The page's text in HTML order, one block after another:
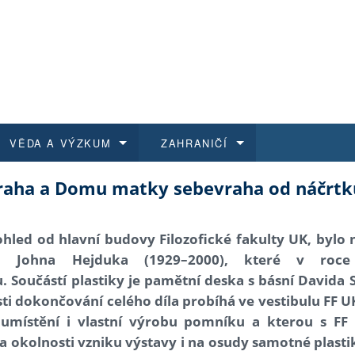
historie
dokumenty
benefity pro zaměstnance
FF UK
Pro
E-
a jak se přihlásit
programy
k průběhu přijímacího řízení
a magisterské studium
VĚDA A VÝZKUM
na FF UK
kvalifikace
ZAHRANIČÍ
a výběrová řízení
studenti
a Domu matky sebevraha od
od hlavní budovy Filozofické fakulty UK, bylo
Johna Hejduka (1929–2000), které v
Součástí plastiky je pamětní deska s básní Davida
dokončování celého díla probíhá ve vestibulu FF
i vlastní výrobu pomníku a kterou s FF
okolnosti vzniku výstavy i na osudy samotné